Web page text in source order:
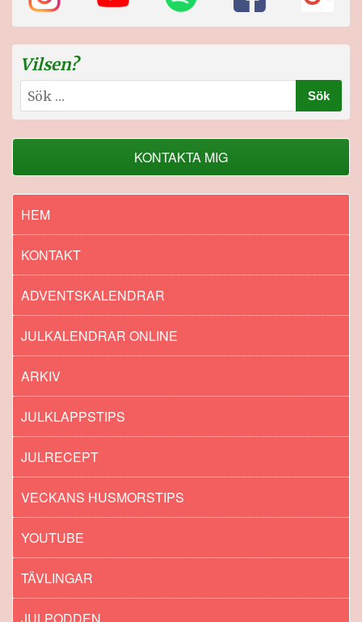
Vilsen?
Sök
efter:
KONTAKTA MIG
HEM
KONTAKT
ADVENTSKALENDRAR
JULKALENDRAR ONLINE
ARKIV
JULKLAPPSTIPS
JULRECEPT
VECKANS HUSMORSTIPS
YOUTUBE
TÄVLINGAR